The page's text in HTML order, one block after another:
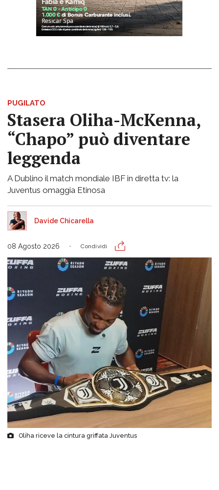
PUGILATO
Stasera Oliha-McKenna,
“Chapo” può diventare
leggenda
A Dublino il match mondiale IBF in diretta tv: la
Juventus omaggia Etinosa
Davide Chicarella
08 Agosto 2026 Condividi
Oliha riceve la cintura griffata Juventus